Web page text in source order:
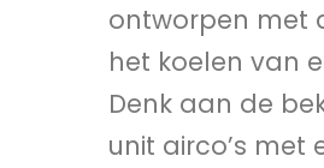
ontworpen met
het koelen van
Denk aan de
unit airco’s met